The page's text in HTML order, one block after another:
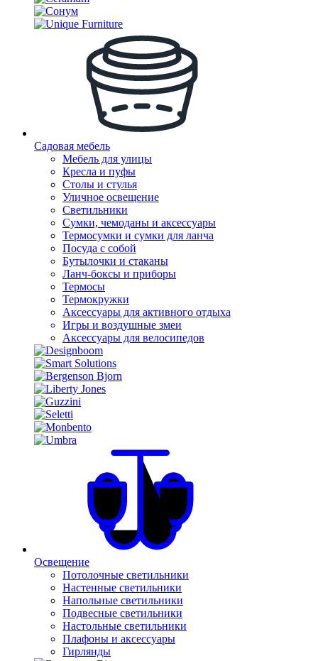
Садовая мебель
Мебель для улицы
Кресла и пуфы
Столы и стулья
Уличное освещение
Светильники
Сумки, чемоданы и аксессуары
Термосумки и сумки для ланча
Посуда с собой
Бутылочки и стаканы
Ланч-боксы и приборы
Термосы
Термокружки
Аксессуары для активного отдыха
Игры и воздушные змеи
Аксессуары для велосипедов
Освещение
Потолочные светильники
Настенные светильники
Напольные светильники
Подвесные светильники
Настольные светильники
Плафоны и аксессуары
Гирлянды